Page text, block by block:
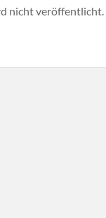
nicht veröffentlicht.